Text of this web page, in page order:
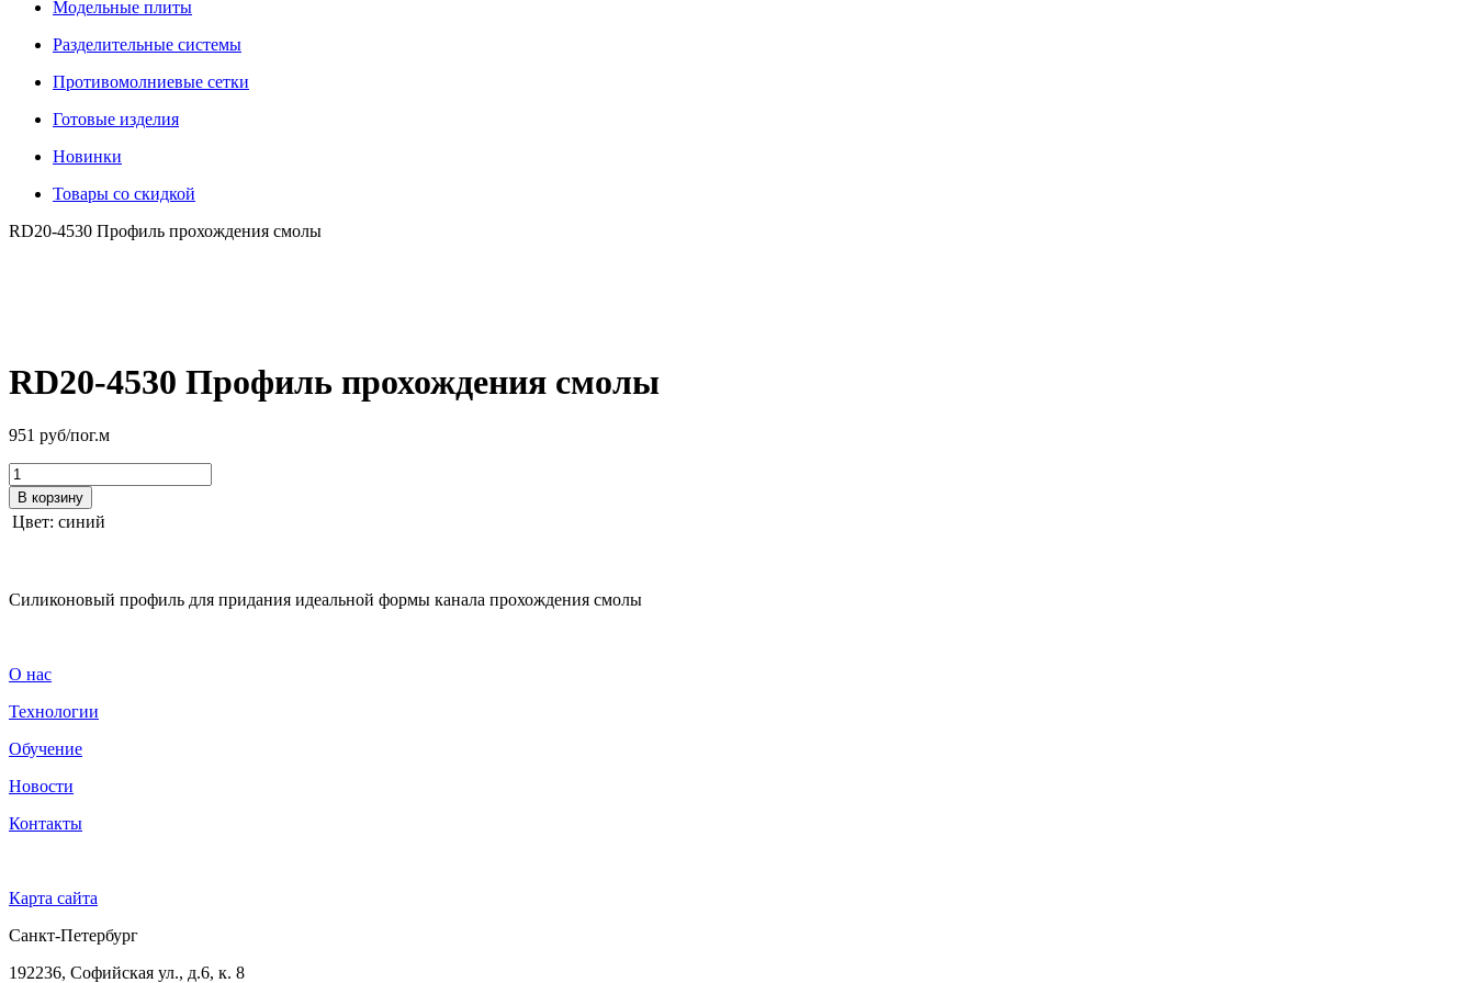
Модельные плиты
Разделительные системы
Противомолниевые сетки
Готовые изделия
Новинки
Товары со скидкой
RD20-4530 Профиль прохождения смолы
RD20-4530 Профиль прохождения смолы
951 руб/пог.м
В корзину
Цвет: синий
Силиконовый профиль для придания идеальной формы канала прохождения смолы
О нас
Технологии
Обучение
Новости
Контакты
Карта сайта
Санкт-Петербург
192236, Софийская ул., д.6, к. 8